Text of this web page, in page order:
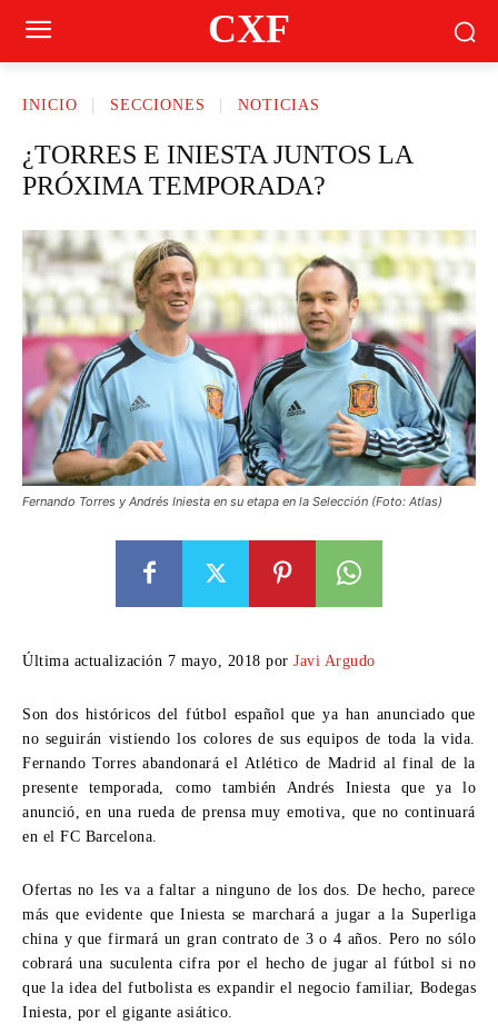
CXF
INICIO SECCIONES NOTICIAS
¿TORRES E INIESTA JUNTOS LA
PRÓXIMA TEMPORADA?
Fernando Torres y Andrés Iniesta en su etapa en la Selección (Foto: Atlas)
Última actualización 7 mayo, 2018 por Javi Argudo
Son dos históricos del fútbol español que ya han anunciado que
no seguirán vistiendo los colores de sus equipos de toda la vida.
Fernando Torres abandonará el Atlético de Madrid al final de la
presente temporada, como también Andrés Iniesta que ya lo
anunció, en una rueda de prensa muy emotiva, que no continuará
en el FC Barcelona.
Ofertas no les va a faltar a ninguno de los dos. De hecho, parece
más que evidente que Iniesta se marchará a jugar a la Superliga
china y que firmará un gran contrato de 3 o 4 años. Pero no sólo
cobrará una suculenta cifra por el hecho de jugar al fútbol si no
que la idea del futbolista es expandir el negocio familiar, Bodegas
Iniesta, por el gigante asiático.